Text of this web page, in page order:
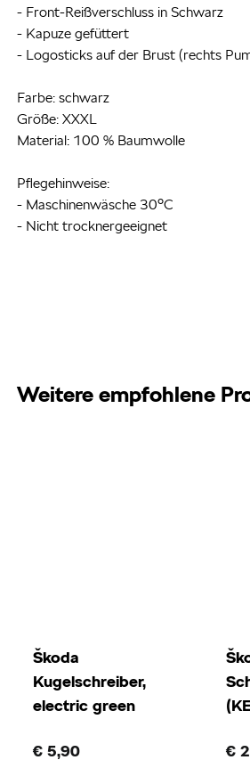
- Front-Reißverschluss in Schwarz
- Kapuze gefüttert
- Logosticks auf der Brust (rechts
Farbe: schwarz
Größe: XXXL
Material: 100 % Baumwolle
Pflegehinweise:
- Maschinenwäsche 30°C
- Nicht trocknergeeignet
Weitere empfohlene
Škoda
Kugelschreiber,
electric green
€ 5,90
€